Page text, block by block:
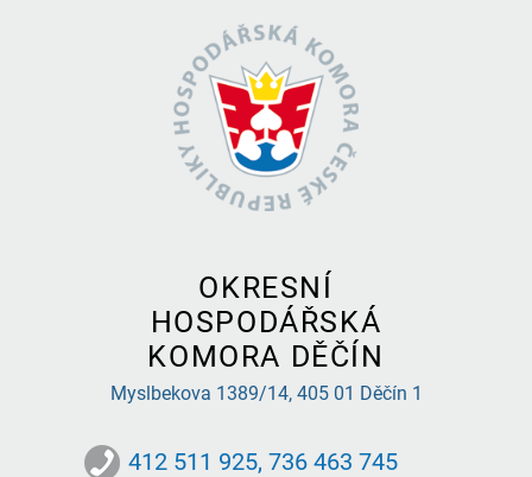
OKRESNÍ
HOSPODÁŘSKÁ
KOMORA DĚČÍN
Myslbekova 1389/14, 405 01 Děčín 1
412 511 925, 736 463 745